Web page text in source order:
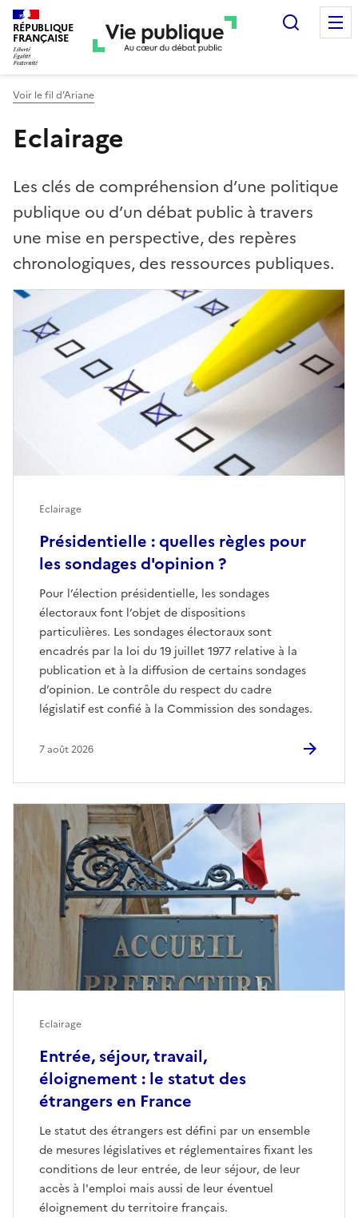
RÉPUBLIQUE
FRANÇAISE
Voir le fil d’Ariane
Eclairage
Les clés de compréhension d’une politique
publique ou d’un débat public à travers
une mise en perspective, des repères
chronologiques, des ressources publiques.
Présidentielle : quelles règles pour
les sondages d'opinion ?
Pour l’élection présidentielle, les sondages
électoraux font l’objet de dispositions
particulières. Les sondages électoraux sont
encadrés par la loi du 19 juillet 1977 relative à la
publication et à la diffusion de certains sondages
d’opinion. Le contrôle du respect du cadre
législatif est confié à la Commission des sondages.
Eclairage
7 août 2026
Entrée, séjour, travail,
éloignement : le statut des
étrangers en France
Le statut des étrangers est défini par un ensemble
de mesures législatives et réglementaires fixant les
conditions de leur entrée, de leur séjour, de leur
accès à l'emploi mais aussi de leur éventuel
éloignement du territoire français.
Eclairage